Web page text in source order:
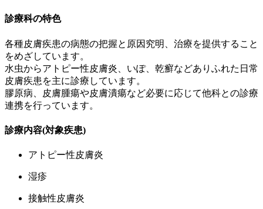
診療科の特色
各種皮膚疾患の病態の把握と原因究明、治療を提供すること
をめざしています。
水虫からアトピー性皮膚炎、いぽ、乾癬などありふれた日常
皮膚疾患を主に診療しています。
膠原病、皮膚腫瘍や皮膚潰瘍など必要に応じて他科との診療
連携を行っています。
診療内容(対象疾患)
アトピー性皮膚炎
湿疹
接触性皮膚炎